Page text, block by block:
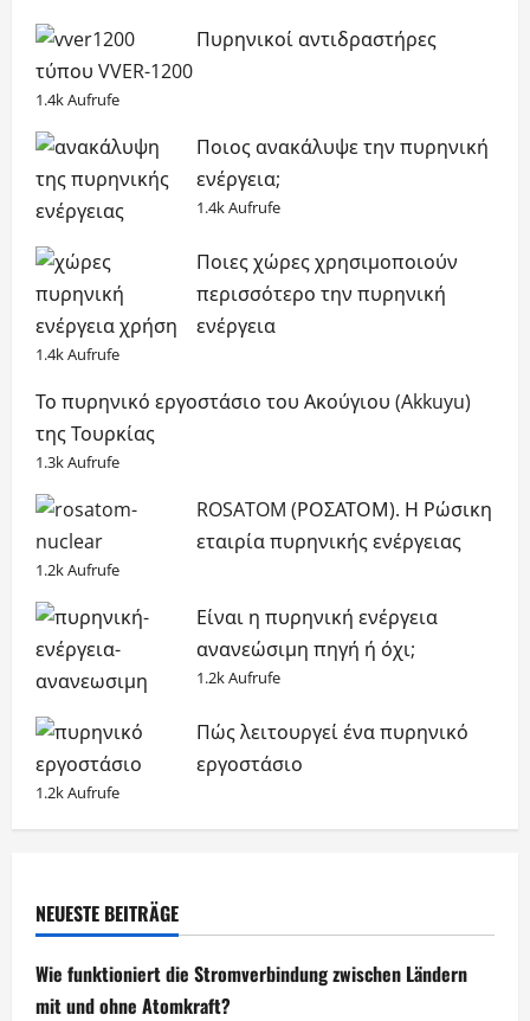
Πυρηνικοί αντιδραστήρες
τύπου VVER-1200
1.4k Aufrufe
Ποιος ανακάλυψε την πυρηνική
ενέργεια;
1.4k Aufrufe
Ποιες χώρες χρησιμοποιούν
περισσότερο την πυρηνική
ενέργεια
1.4k Aufrufe
Το πυρηνικό εργοστάσιο του Ακούγιου (Akkuyu)
της Τουρκίας
1.3k Aufrufe
ROSATOM (ΡΟΣΑΤΟΜ). Η Ρώσικη
εταιρία πυρηνικής ενέργειας
1.2k Aufrufe
Είναι η πυρηνική ενέργεια
ανανεώσιμη πηγή ή όχι;
1.2k Aufrufe
Πώς λειτουργεί ένα πυρηνικό
εργοστάσιο
1.2k Aufrufe
NEUESTE BEITRÄGE
Wie funktioniert die Stromverbindung zwischen Ländern
mit und ohne Atomkraft?